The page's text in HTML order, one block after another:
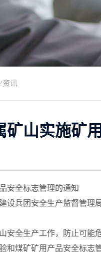
资讯
矿山实施矿
安全标志管理的通知
设兵团安全生产监督管理
全生产工作，防止可能
和煤矿矿用产品安全标